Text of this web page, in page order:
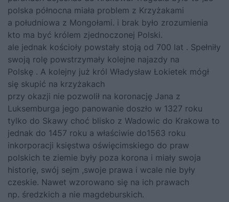
polska północna miała problem z Krzyżakami
a południowa z Mongołami. i brak było zrozumienia
kto ma być królem zjednoczonej Polski.
ale jednak kościoły powstały stoją od 700 lat . Spełniły
swoją rolę powstrzymały kolejne najazdy na
Polskę . A kolejny już król Władysław Łokietek mógł
się skupić na krzyżakach
przy okazji nie pozwolił na koronację Jana z
Luksemburga jego panowanie doszło w 1327 roku
tylko do Skawy choć blisko z Wadowic do Krakowa to
jednak do 1457 roku a właściwie do1563 roku
inkorporacji księstwa oświęcimskiego do praw
polskich te ziemie były poza korona i miały swoja
historię, swój sejm ,swoje prawa i wcale nie były
czeskie. Nawet wzorowano się na ich prawach
np. średzkich a nie magdeburskich.